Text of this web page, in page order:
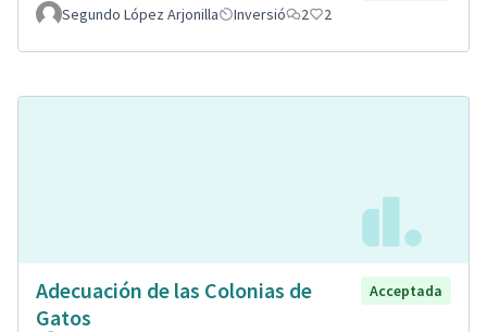
Segundo López Arjonilla
Inversió 2 2
Adecuación de las Colonias de
Gatos
Acceptada